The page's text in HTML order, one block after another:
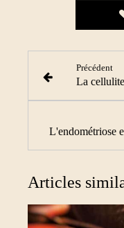
Précédent
La
L'endométriose
Articles